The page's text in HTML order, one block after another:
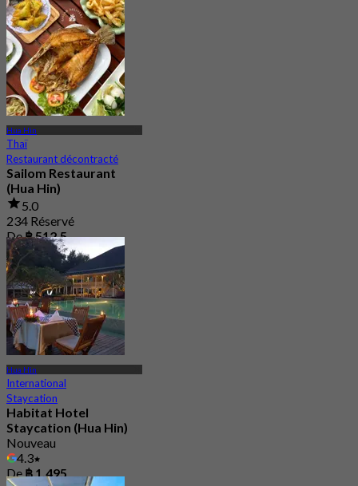
Hua Hin
Thaï
Restaurant décontracté
Sailom Restaurant
(Hua Hin)
5.0
234 Réservé
De฿ 512.5
Hua Hin
International
Staycation
Habitat Hotel
Staycation (Hua Hin)
Nouveau
4.3
De฿ 1,495